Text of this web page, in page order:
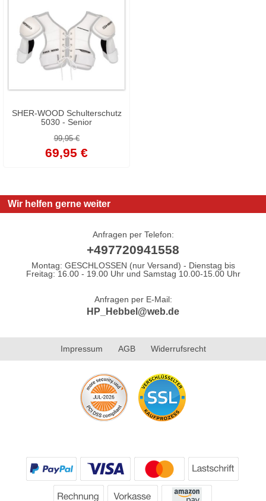
SHER-WOOD Schulterschutz
5030 - Senior
99,95 €
69,95 €
Wir helfen gerne weiter
Anfragen per Telefon:
+497720941558
Montag: GESCHLOSSEN (nur Versand) - Dienstag bis
Freitag: 16.00 - 19.00 Uhr und Samstag 10.00-15.00 Uhr
Anfragen per E-Mail:
HP_Hebbel@web.de
Impressum AGB Widerrufsrecht